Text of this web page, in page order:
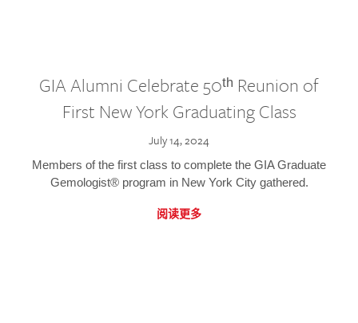
GIA Alumni Celebrate 50ᵗʰ Reunion of
First New York Graduating Class
July 14, 2024
Members of the first class to complete the GIA Graduate
Gemologist® program in New York City gathered.
阅读更多